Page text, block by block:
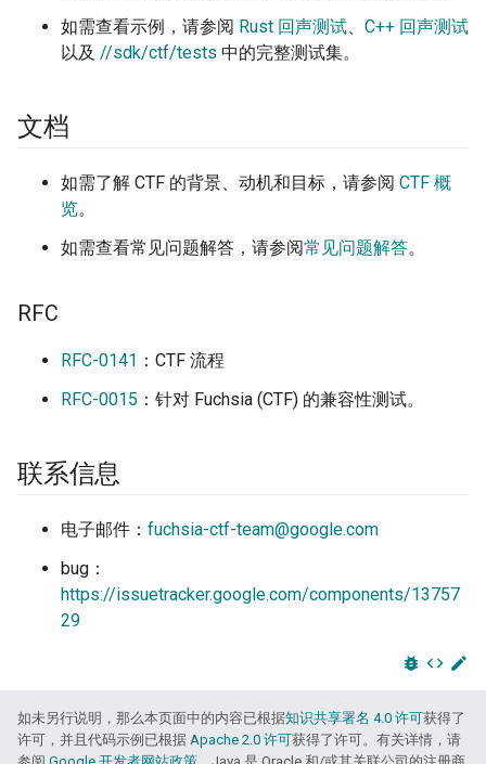
如需查看示例，请参阅 Rust 回声测试、 C++ 回声测试
以及 //sdk/ctf/tests 中的完整测试集。
文档
如需了解 CTF 的背景、动机和目标，请参阅 CTF 概
览。
如需查看常见问题解答，请参阅常见问题解答。
RFC
RFC-0141 ：CTF 流程
RFC-0015 ：针对 Fuchsia (CTF) 的兼容性测试。
联系信息
电子邮件： fuchsia-ctf-team@google.com
bug：
https://issuetracker.google.com/components/13757
29
bug_report code edit
如未另行说明，那么本页面中的内容已根据知识共享署名 4.0 许可获得了
许可，并且代码示例已根据 Apache 2.0 许可获得了许可。有关详情，请